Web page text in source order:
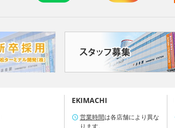
EKIMACHI
営業時間は各店舗により異な
ります。